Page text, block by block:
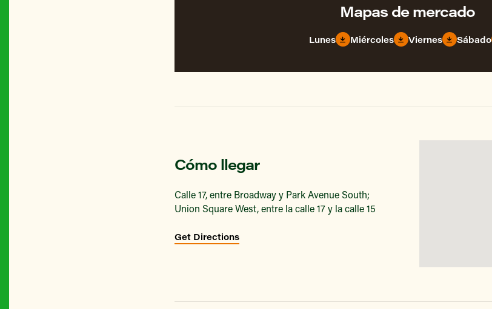
Mapas de mercado
Lunes Miércoles Viernes Sábado
Cómo llegar
Calle 17, entre Broadway y Park Avenue South;
Union Square West, entre la calle 17 y la calle 15
Get Directions